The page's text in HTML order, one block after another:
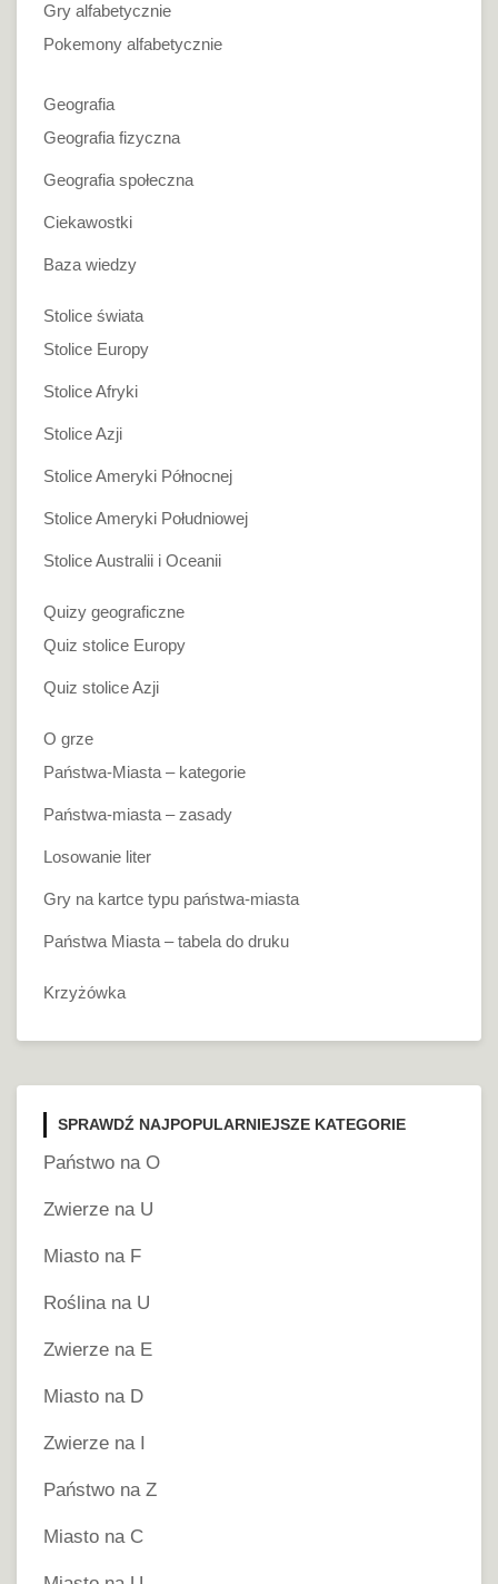
Gry alfabetycznie
Pokemony alfabetycznie
Geografia
Geografia fizyczna
Geografia społeczna
Ciekawostki
Baza wiedzy
Stolice świata
Stolice Europy
Stolice Afryki
Stolice Azji
Stolice Ameryki Północnej
Stolice Ameryki Południowej
Stolice Australii i Oceanii
Quizy geograficzne
Quiz stolice Europy
Quiz stolice Azji
O grze
Państwa-Miasta – kategorie
Państwa-miasta – zasady
Losowanie liter
Gry na kartce typu państwa-miasta
Państwa Miasta – tabela do druku
Krzyżówka
SPRAWDŹ NAJPOPULARNIEJSZE KATEGORIE
Państwo na O
Zwierze na U
Miasto na F
Roślina na U
Zwierze na E
Miasto na D
Zwierze na I
Państwo na Z
Miasto na C